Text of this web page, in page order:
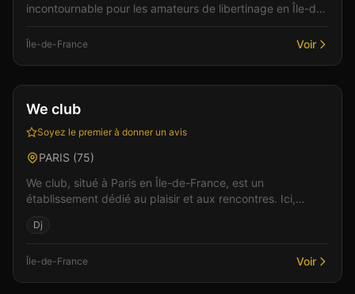
incontournable pour les amateurs de libertinage en Île-de-
Île-de-France Voir
Club Spa & Wellness +2
We club
Soyez le premier à donner un avis
PARIS (75)
We club, situé à Paris en Île-de-France, est un
établissement dédié au plaisir et aux rencontres. Ici,
Dj
Île-de-France Voir
Club Sauna +5